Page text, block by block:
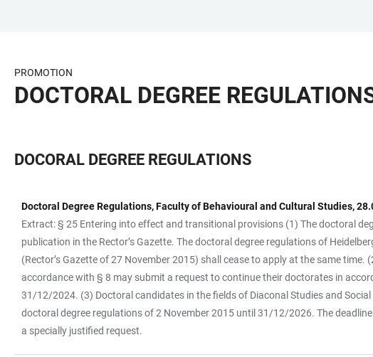
CONTENT
PROMOTION
DOCTORAL DEGREE
DOCORAL DEGREE REGULATIONS
TABLE
Doctoral Degree Regulations, Faculty of Behavioural and Cultural Studies,
Extract: § 25 Entering into effect and transitional provisions (1) The doctoral
publication in the Rector’s Gazette. The doctoral degree regulations of
(Rector’s Gazette of 27 November 2015) shall cease to apply at the same
accordance with § 8 may submit a request to continue their doctorates in
31/12/2024. (3) Doctoral candidates in the fields of Diaconal Studies and
doctoral degree regulations of 2 November 2015 until 31/12/2026. The
a specially justified request.